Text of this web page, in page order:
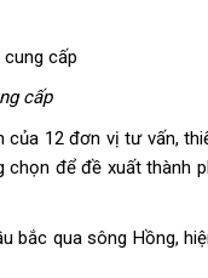
cấp
12 đơn vị tư vấn,
để đề xuất thành
bắc qua sông Hồng,